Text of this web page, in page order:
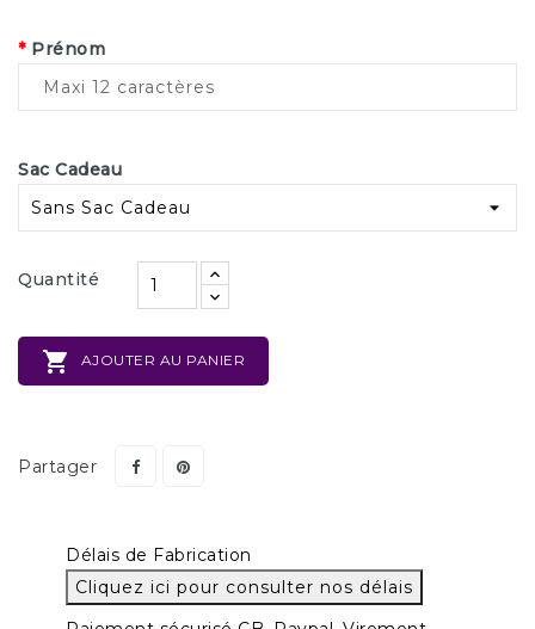
* Prénom
Sac Cadeau
Quantité
 AJOUTER AU PANIER
Partager
Délais de Fabrication
Cliquez ici pour consulter nos délais